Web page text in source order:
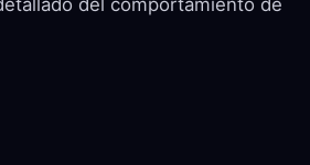
del comportamiento de